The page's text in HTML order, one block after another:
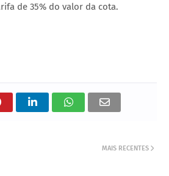
de 35% do valor da cota.
MAIS RECENTES